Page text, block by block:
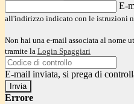
E-
all'indirizzo indicato con le istruzioni
Non hai una e-mail associata al nome
tramite la Login Spaggiari
E-mail inviata, si prega di
Errore